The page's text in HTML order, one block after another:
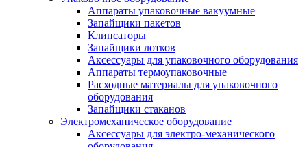
Аппараты упаковочные вакуумные
Запайщики пакетов
Клипсаторы
Запайщики лотков
Аксессуары для упаковочного оборудования
Аппараты термоупаковочные
Расходные материалы для упаковочного
оборудования
Запайщики стаканов
Электромеханическое оборудование
Аксессуары для электро-механического